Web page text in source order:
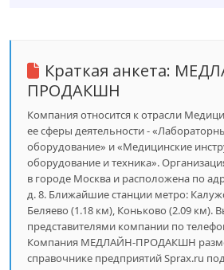
Краткая анкета:
ПРОДАКШН
Компания относится к отрасли
ее сферы деятельности -
оборудование» и «Медицинские
оборудование и техника».
в городе Москва и расположена по
д. 8. Ближайшие станции метро:
Беляево (1.18 км), Коньково (2.09 км).
представителями компании по
Компания МЕДЛАЙН-ПРОДАКШН
справочнике предприятий Sprax.ru